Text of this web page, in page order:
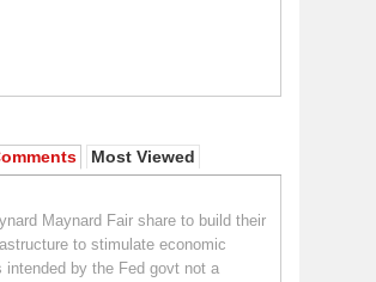
Most Viewed
Maynard Fair share to build their
to stimulate economic
intended by the Fed govt not a